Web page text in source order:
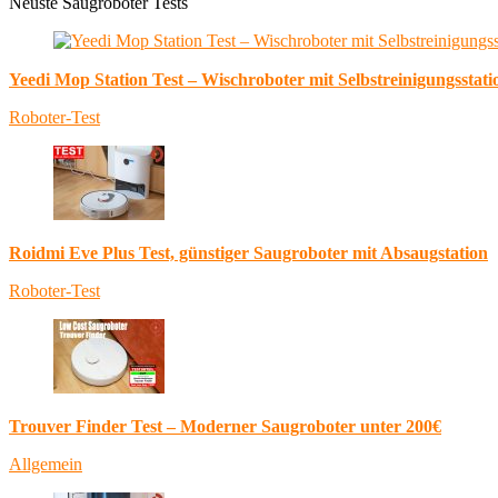
Yeedi Mop Station Test – Wischroboter mit
Roboter-Test
Roidmi Eve Plus Test, günstiger Saugroboter mit Absaugstation
Roboter-Test
Trouver Finder Test – Moderner Saugroboter unter 200€
Allgemein